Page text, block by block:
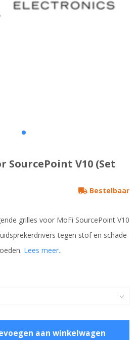
SourcePoint V10 (Set
Bestelbaar
grilles voor MoFi SourcePoint V10
tegen stof en schade
Lees meer..
aan winkelwagen